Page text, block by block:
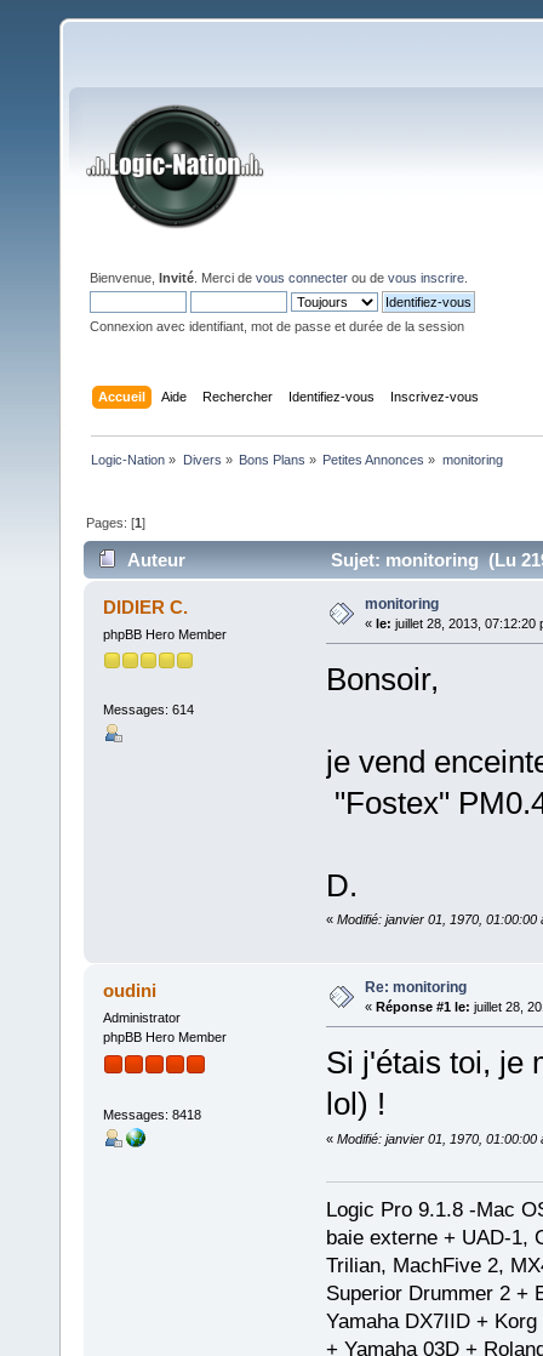
Bienvenue, Invité . Merci de vous connecter ou de vous inscrire
Connexion avec identifiant, mot de passe et durée de la session
Accueil Aide Rechercher Identifiez-vous Inscrivez-vous
Logic-Nation » Divers » Bons Plans » Petites Annonces » monitoring
Pages: [1]
Auteur Sujet: monitoring (Lu
DIDIER C.
phpBB Hero Member
Messages: 614
monitoring
« le: juillet 28, 2013, 07:12:20
Bonsoir,
je vend
"Fostex"
D.
« Modifié: janvier 01, 1970, 01:00:00
oudini
Administrator
phpBB Hero Member
Messages: 8418
Re: monitoring
« Réponse #1 le: juillet 28,
Si j'étais toi, je
lol) !
« Modifié: janvier 01, 1970, 01:00:00
Logic Pro 9.1.8 -Mac
baie externe + UAD-1,
Trilian, MachFive 2,
Superior Drummer 2 +
Yamaha DX7IID +
+ Yamaha 03D +